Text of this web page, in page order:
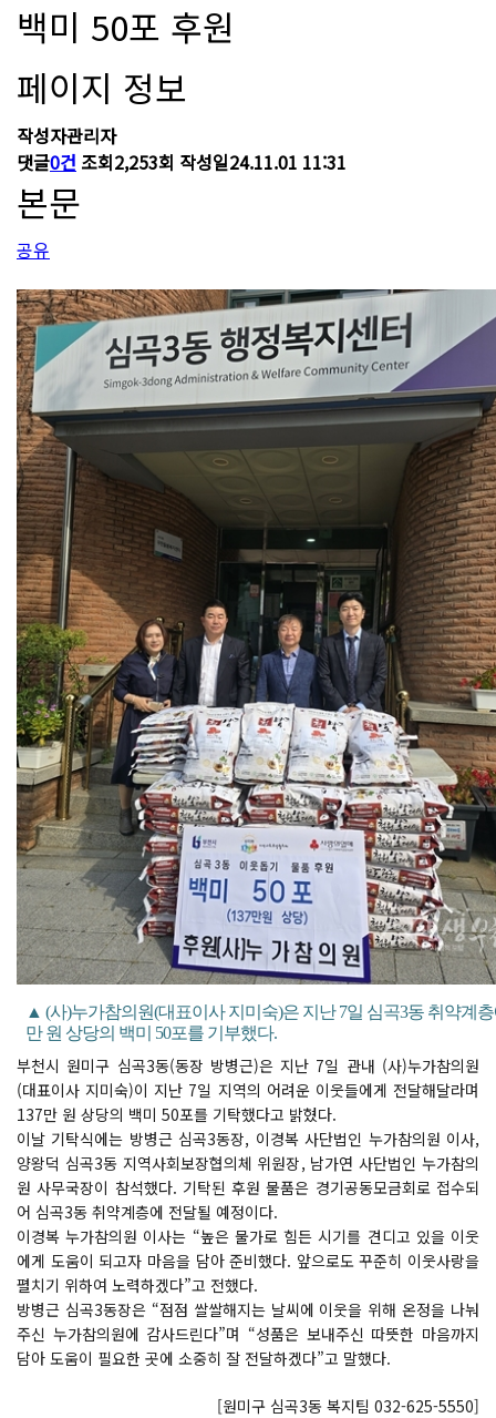
백미 50포 후원
페이지 정보
작성자관리자
댓글0건 조회2,253회 작성일24.11.01 11:31
본문
공유
▲ (사)누가참의원(대표이사 지미숙)은 지난 7일 심곡3동 취약계층
만 원 상당의 백미 50포를 기부했다.
부천시 원미구 심곡3동(동장 방병근)은 지난 7일 관내 (사)누가참의원
(대표이사 지미숙)이 지난 7일 지역의 어려운 이웃들에게 전달해달라며
137만 원 상당의 백미 50포를 기탁했다고 밝혔다.
이날 기탁식에는 방병근 심곡3동장, 이경복 사단법인 누가참의원 이사,
양왕덕 심곡3동 지역사회보장협의체 위원장, 남가연 사단법인 누가참의
원 사무국장이 참석했다. 기탁된 후원 물품은 경기공동모금회로 접수되
어 심곡3동 취약계층에 전달될 예정이다.
이경복 누가참의원 이사는 “높은 물가로 힘든 시기를 견디고 있을 이웃
에게 도움이 되고자 마음을 담아 준비했다. 앞으로도 꾸준히 이웃사랑을
펼치기 위하여 노력하겠다”고 전했다.
방병근 심곡3동장은 “점점 쌀쌀해지는 날씨에 이웃을 위해 온정을 나눠
주신 누가참의원에 감사드린다”며 “성품은 보내주신 따뜻한 마음까지
담아 도움이 필요한 곳에 소중히 잘 전달하겠다”고 말했다.
[원미구 심곡3동 복지팀 032-625-5550]